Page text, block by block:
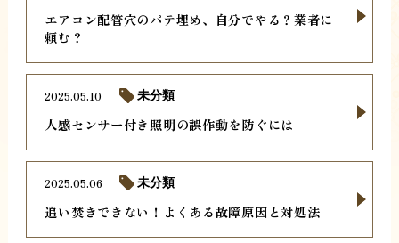
エアコン配管穴のパテ埋め、自分でやる？業者に
頼む？
人感センサー付き照明の誤作動を防ぐには
2025.05.10 未分類
追い焚きできない！よくある故障原因と対処法
2025.05.06 未分類